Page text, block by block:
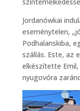
Jordanówkai
eseménytelen,
Podhalanskiba,
szállás. Este, az
elkészítette
nyugovóra